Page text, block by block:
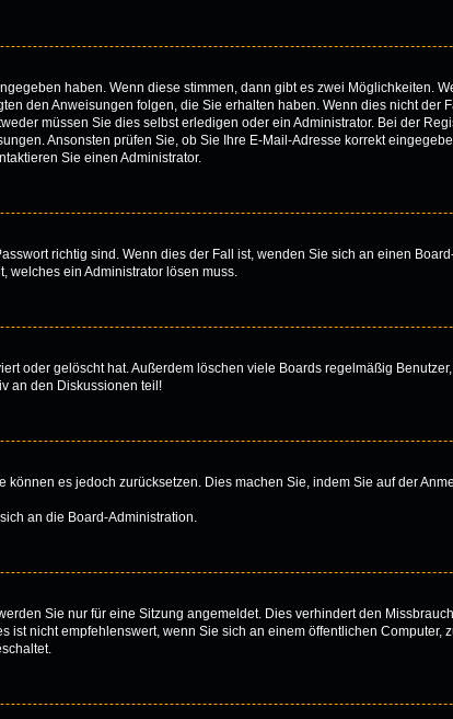
haben. Wenn diese stimmen, dann gibt es zwei Möglichkeiten.
den Anweisungen folgen, die Sie erhalten haben. Wenn dies nicht der
müssen Sie dies selbst erledigen oder ein Administrator. Bei der
Ansonsten prüfen Sie, ob Sie Ihre E-Mail-Adresse korrekt
Sie einen Administrator.
richtig sind. Wenn dies der Fall ist, wenden Sie sich an einen
welches ein Administrator lösen muss.
oder gelöscht hat. Außerdem löschen viele Boards regelmäßig
an den Diskussionen teil!
es jedoch zurücksetzen. Dies machen Sie, indem Sie auf der
an die Board-Administration.
Sie nur für eine Sitzung angemeldet. Dies verhindert den
nicht empfehlenswert, wenn Sie sich an einem öffentlichen